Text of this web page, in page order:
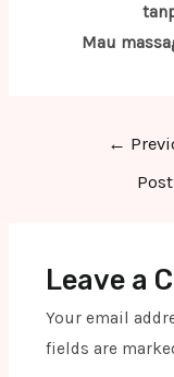
Mau
←
Post
Leave a
Your email
fields are